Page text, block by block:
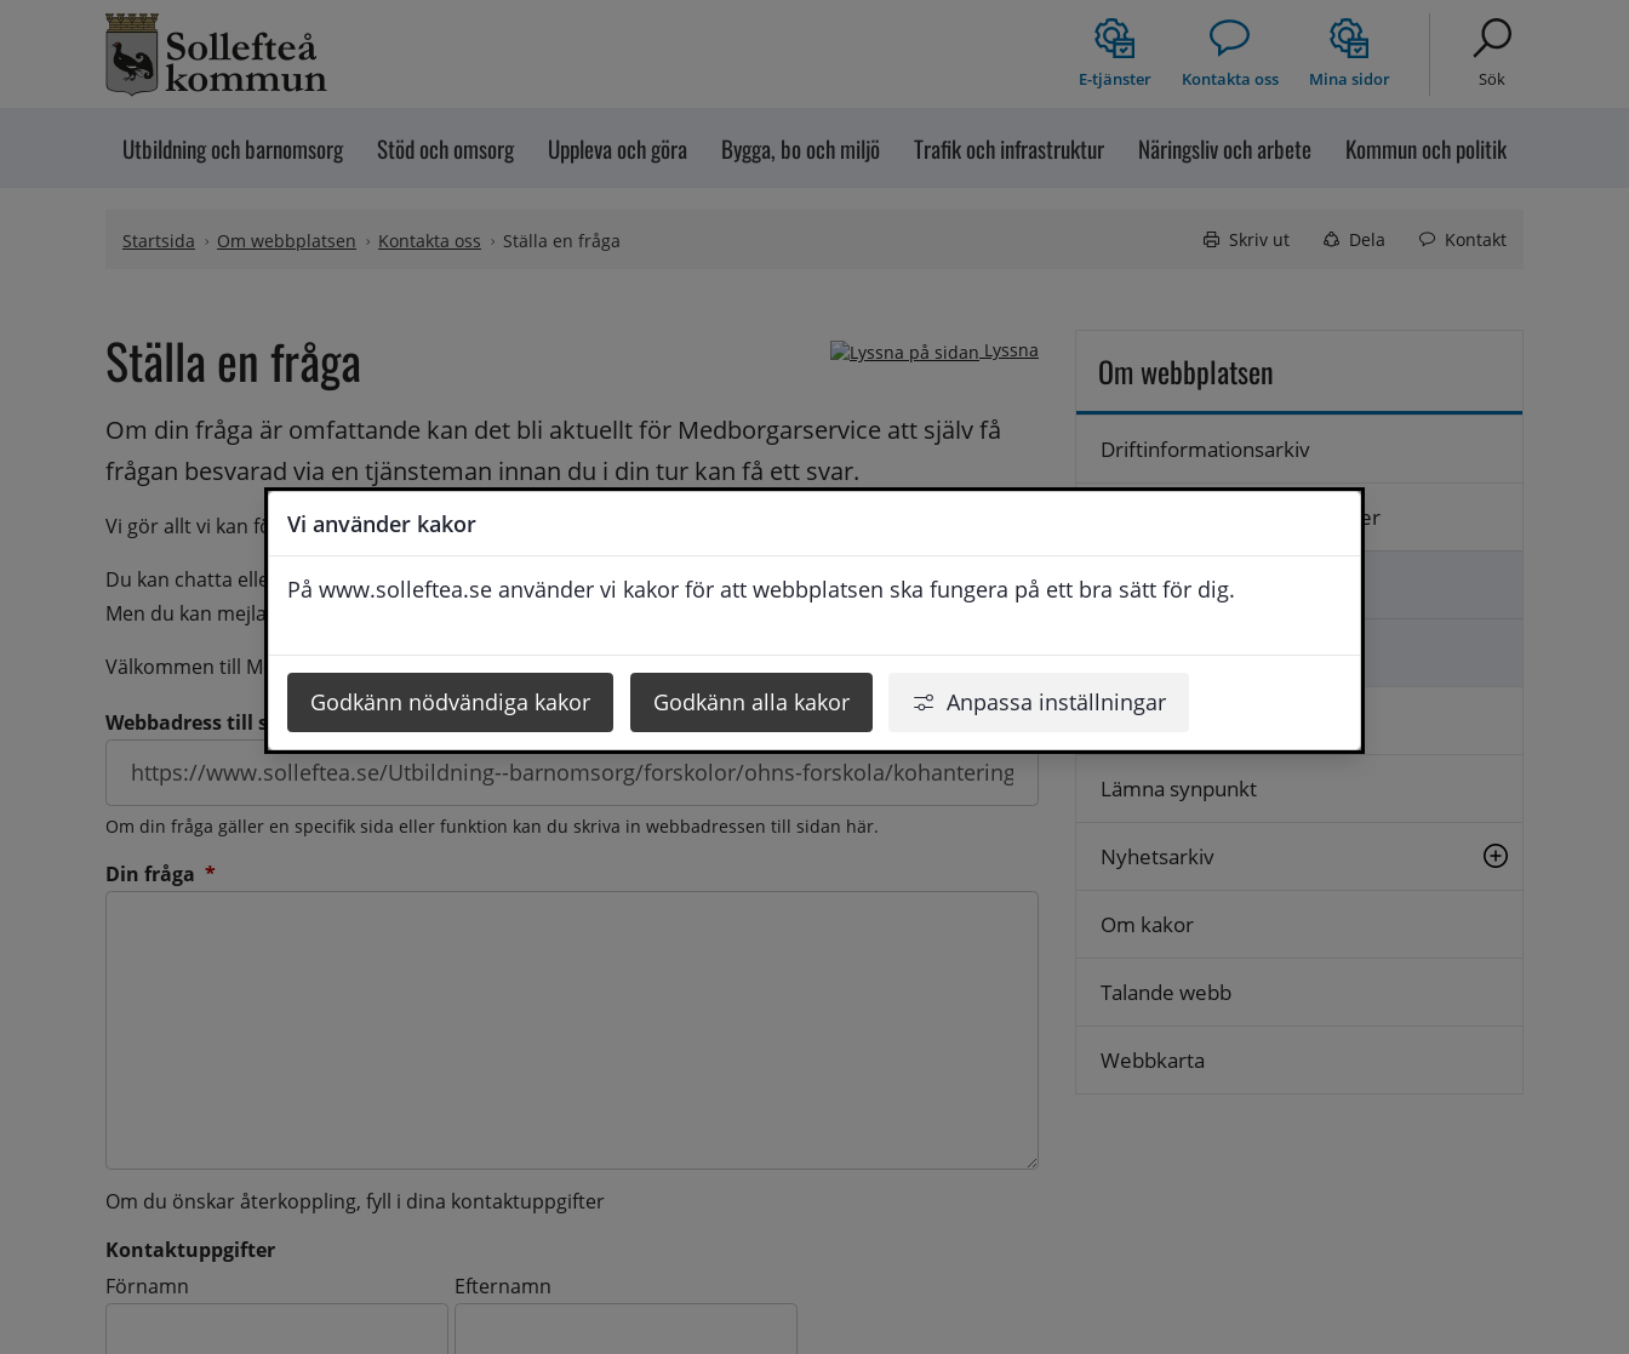
Vi använder kakor
På www.solleftea.se använder vi kakor för att webbplatsen ska fungera på ett bra sätt för dig.
Godkänn nödvändiga kakor Godkänn alla kakor Anpassa inställningar
Hoppa till innehåll
E-tjänster Kontakta oss Mina sidor Sök
Utbildning och barnomsorg Stöd och omsorg Uppleva och göra Bygga, bo och miljö Trafik och infrastruktur Näringsliv och arbete Kommun och politik
Startsida Om webbplatsen Kontakta oss Ställa en fråga Skriv ut Dela Kontakt
Lyssna
Ställa en fråga
Om din fråga är omfattande kan det bli aktuellt för Medborgarservice att själv få
frågan besvarad via en tjänsteman innan du i din tur kan få ett svar.
Vi gör allt vi kan för att du ska få hjälp och svar på dina frågor fortast möjligt.
Du kan chatta eller ringa oss med din fråga så besvarar vi dig så snabbt som möjligt under arbetstid.
Men du kan mejla oss din fråga dygnt runt och du få svaret inom 2 - 4 arbetsdagar.
Välkommen till Medborgarservice!
Webbadress till sidan som frågan berör
Om din fråga gäller en specifik sida eller funktion kan du skriva in webbadressen till sidan här.
Din fråga *
Om du önskar återkoppling, fyll i dina kontaktuppgifter
Kontaktuppgifter
Kontaktuppgifter
Förnamn Efternamn
Om webbplatsen
Driftinformationsarkiv
Hantering av personuppgifter
Kontakta oss
Ställa en fråga
Logga in
Lämna synpunkt
Nyhetsarkiv
Om kakor
Talande webb
Webbkarta